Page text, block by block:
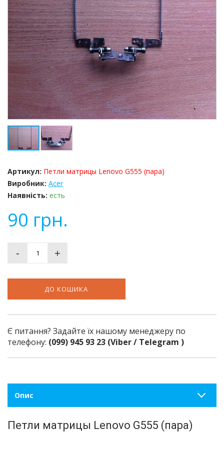
Артикул: Петли матрицы Lenovo G555 (пара)
Виробник: Acer
Наявність: есть
90 грн.
- +
ДО КОШИКА
Є питання? Задайте їх нашому менеджеру по
телефону: (099) 945 93 23 (Viber / Telegram )
Опис
Петли матрицы Lenovo G555 (пара)